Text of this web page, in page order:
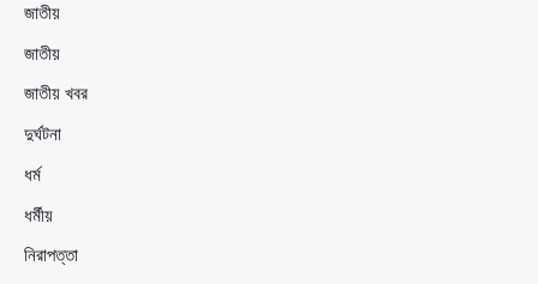
জাতীয়
জাতীয়
জাতীয় খবর
দুর্ঘটনা
ধর্ম
ধর্মীয়
নিরাপত্তা